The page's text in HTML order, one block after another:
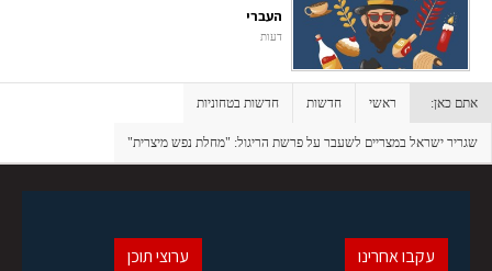
העברי
דעות
אתם כאן: ראשי חדשות חדשות בטחוניות
שגריר ישראל במצריים לשעבר על פרשת הריגול: "מחלת נפש מיצרית"
ערוצי תוכן עקבו אחרינו